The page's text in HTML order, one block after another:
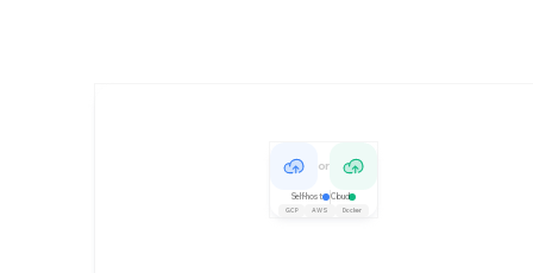
or
Cloud
Self-host
Docker
AWS
GCP